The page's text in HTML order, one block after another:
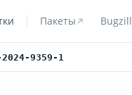
Пакеты
2024-9359-1